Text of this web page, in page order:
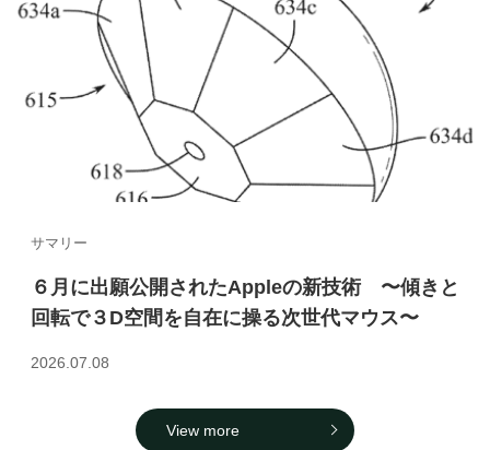
サマリー
６月に出願公開されたAppleの新技術 〜傾きと
回転で３D空間を自在に操る次世代マウス〜
2026.07.08
View more